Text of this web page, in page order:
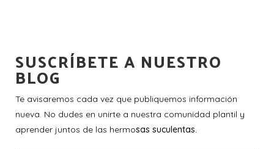
SUSCRÍBETE A NUESTRO
BLOG
Te avisaremos cada vez que publiquemos información
nueva. No dudes en unirte a nuestra comunidad plantil y
aprender juntos de las hermosas suculentas.